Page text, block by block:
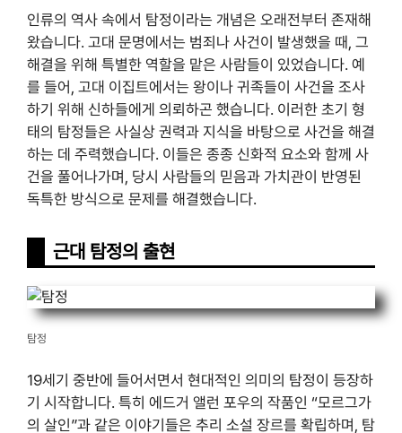
인류의 역사 속에서 탐정이라는 개념은 오래전부터 존재해
왔습니다. 고대 문명에서는 범죄나 사건이 발생했을 때, 그
해결을 위해 특별한 역할을 맡은 사람들이 있었습니다. 예
를 들어, 고대 이집트에서는 왕이나 귀족들이 사건을 조사
하기 위해 신하들에게 의뢰하곤 했습니다. 이러한 초기 형
태의 탐정들은 사실상 권력과 지식을 바탕으로 사건을 해결
하는 데 주력했습니다. 이들은 종종 신화적 요소와 함께 사
건을 풀어나가며, 당시 사람들의 믿음과 가치관이 반영된
독특한 방식으로 문제를 해결했습니다.
근대 탐정의 출현
탐정
19세기 중반에 들어서면서 현대적인 의미의 탐정이 등장하
기 시작합니다. 특히 에드거 앨런 포우의 작품인 “모르그가
의 살인”과 같은 이야기들은 추리 소설 장르를 확립하며, 탐